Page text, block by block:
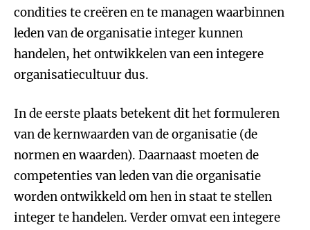
condities te creëren en te managen waarbinnen
leden van de organisatie integer kunnen
handelen, het ontwikkelen van een integere
organisatiecultuur dus.
In de eerste plaats betekent dit het formuleren
van de kernwaarden van de organisatie (de
normen en waarden). Daarnaast moeten de
competenties van leden van die organisatie
worden ontwikkeld om hen in staat te stellen
integer te handelen. Verder omvat een integere